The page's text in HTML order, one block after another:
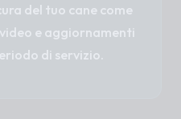
del tuo cane come
e aggiornamenti
di servizio.